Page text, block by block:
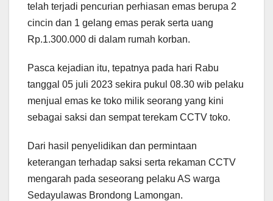
telah terjadi pencurian perhiasan emas berupa 2
cincin dan 1 gelang emas perak serta uang
Rp.1.300.000 di dalam rumah korban.
Pasca kejadian itu, tepatnya pada hari Rabu
tanggal 05 juli 2023 sekira pukul 08.30 wib pelaku
menjual emas ke toko milik seorang yang kini
sebagai saksi dan sempat terekam CCTV toko.
Dari hasil penyelidikan dan permintaan
keterangan terhadap saksi serta rekaman CCTV
mengarah pada seseorang pelaku AS warga
Sedayulawas Brondong Lamongan.